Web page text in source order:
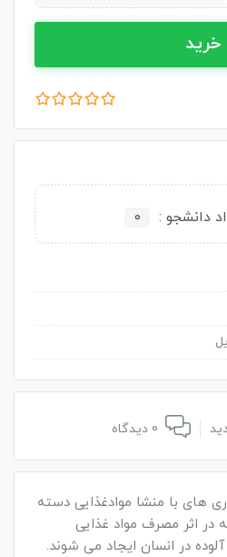
خرید
دانشجو : 0
های با منشا موادغذایی دسته
در اثر مصرف مواد غذایی
در انسان ایجاد می شوند.